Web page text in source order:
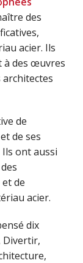
des
acier. Ils
à des œuvres
architectes
de
de ses
ont aussi
de
acier.
dix
Divertir,